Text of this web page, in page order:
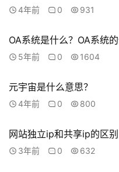
见
题
联
系
们
4年前 0 931
OA系统是什么？OA系统
5年前 0 1604
元宇宙是什么意思？
4年前 0 800
网站独立ip和共享ip的区别
3年前 0 632